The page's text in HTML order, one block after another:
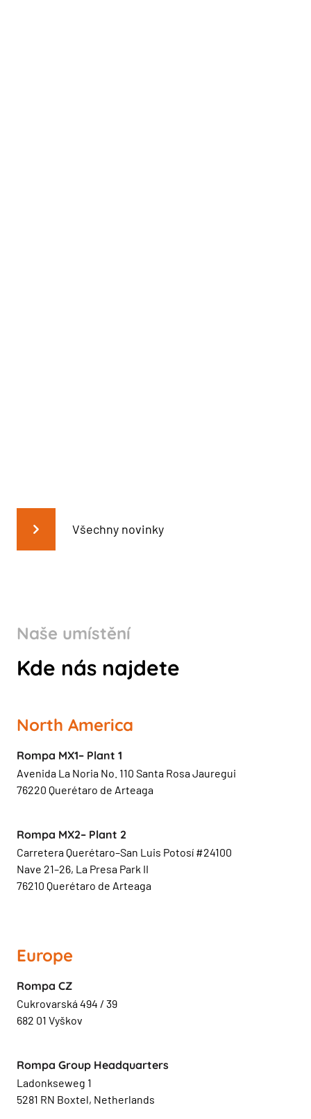
Všechny novinky
Naše umístění
Kde nás najdete
North America
Rompa MX1– Plant 1
Avenida La Noria No. 110 Santa Rosa Jauregui
76220 Querétaro de Arteaga
Rompa MX2– Plant 2
Carretera Querétaro–San Luis Potosí #24100
Nave 21–26, La Presa Park II
76210 Querétaro de Arteaga
Europe
Rompa CZ
Cukrovarská 494 / 39
682 01 Vyškov
Rompa Group Headquarters
Ladonkseweg 1
5281 RN Boxtel, Netherlands